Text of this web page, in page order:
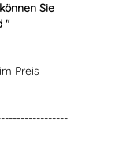
Sie
"
Preis